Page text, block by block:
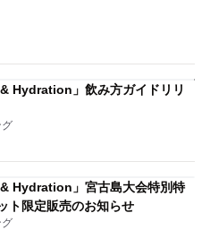
Hydration」飲み方ガイドリリ
Hydration」宮古島大会特別特
ト限定販売のお知らせ